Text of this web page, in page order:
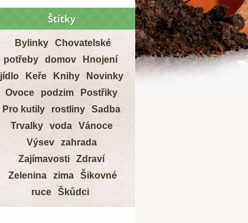
Štítky
Bylinky
Chovatelské
potřeby
domov
Hnojení
jídlo
Keře Knihy
Novinky
Ovoce
podzim
Postřiky
Pro kutily
rostliny
Sadba
Trvalky
voda
Vánoce
Výsev
zahrada
Zajímavosti
Zdraví
Zelenina
zima
Šikovné
ruce
Škůdci